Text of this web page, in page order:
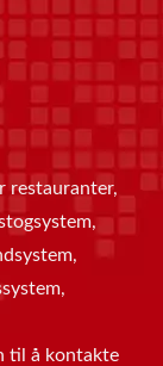
restauranter,
til å kontakte